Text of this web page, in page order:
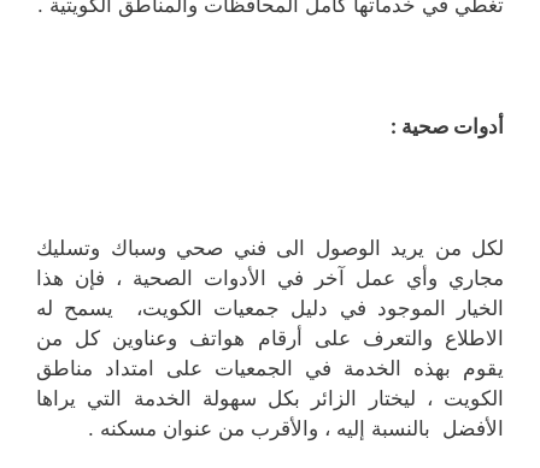
أدوات صحية :
لكل من يريد الوصول الى فني صحي وسباك وتسليك
مجاري وأي عمل آخر في الأدوات الصحية ، فإن هذا
الخيار الموجود في دليل جمعيات الكويت، يسمح له
الاطلاع والتعرف على أرقام هواتف وعناوين كل من
يقوم بهذه الخدمة في الجمعيات على امتداد مناطق
الكويت ، ليختار الزائر بكل سهولة الخدمة التي يراها
الأفضل بالنسبة إليه ، والأقرب من عنوان مسكنه .